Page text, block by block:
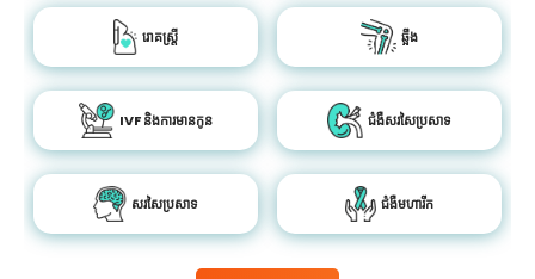
រោគស្ត្រី ឆ្អឹង
IVF និងការមានកូន ជំងឺសរសៃប្រសាទ
សរសៃប្រសាទ ជំងឺមហារីក